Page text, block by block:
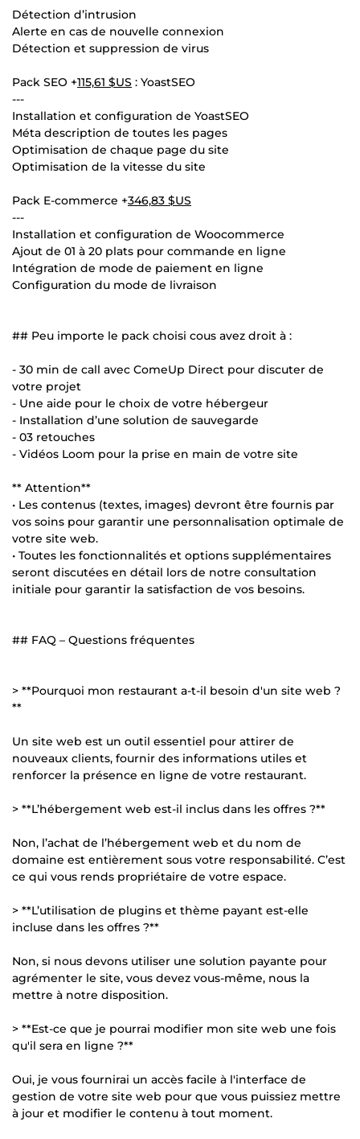
Détection d’intrusion
Alerte en cas de nouvelle connexion
Détection et suppression de virus
Pack SEO +115,61 $US : YoastSEO
---
Installation et configuration de YoastSEO
Méta description de toutes les pages
Optimisation de chaque page du site
Optimisation de la vitesse du site
Pack E-commerce +346,83 $US
---
Installation et configuration de Woocommerce
Ajout de 01 à 20 plats pour commande en ligne
Intégration de mode de paiement en ligne
Configuration du mode de livraison
## Peu importe le pack choisi cous avez droit à :
- 30 min de call avec ComeUp Direct pour discuter de
votre projet
- Une aide pour le choix de votre hébergeur
- Installation d’une solution de sauvegarde
- 03 retouches
- Vidéos Loom pour la prise en main de votre site
** Attention**
• Les contenus (textes, images) devront être fournis par
vos soins pour garantir une personnalisation optimale de
votre site web.
• Toutes les fonctionnalités et options supplémentaires
seront discutées en détail lors de notre consultation
initiale pour garantir la satisfaction de vos besoins.
## FAQ – Questions fréquentes
> **Pourquoi mon restaurant a-t-il besoin d'un site web ?
**
Un site web est un outil essentiel pour attirer de
nouveaux clients, fournir des informations utiles et
renforcer la présence en ligne de votre restaurant.
> **L’hébergement web est-il inclus dans les offres ?**
Non, l’achat de l’hébergement web et du nom de
domaine est entièrement sous votre responsabilité. C’est
ce qui vous rends propriétaire de votre espace.
> **L’utilisation de plugins et thème payant est-elle
incluse dans les offres ?**
Non, si nous devons utiliser une solution payante pour
agrémenter le site, vous devez vous-même, nous la
mettre à notre disposition.
> **Est-ce que je pourrai modifier mon site web une fois
qu'il sera en ligne ?**
Oui, je vous fournirai un accès facile à l'interface de
gestion de votre site web pour que vous puissiez mettre
à jour et modifier le contenu à tout moment.